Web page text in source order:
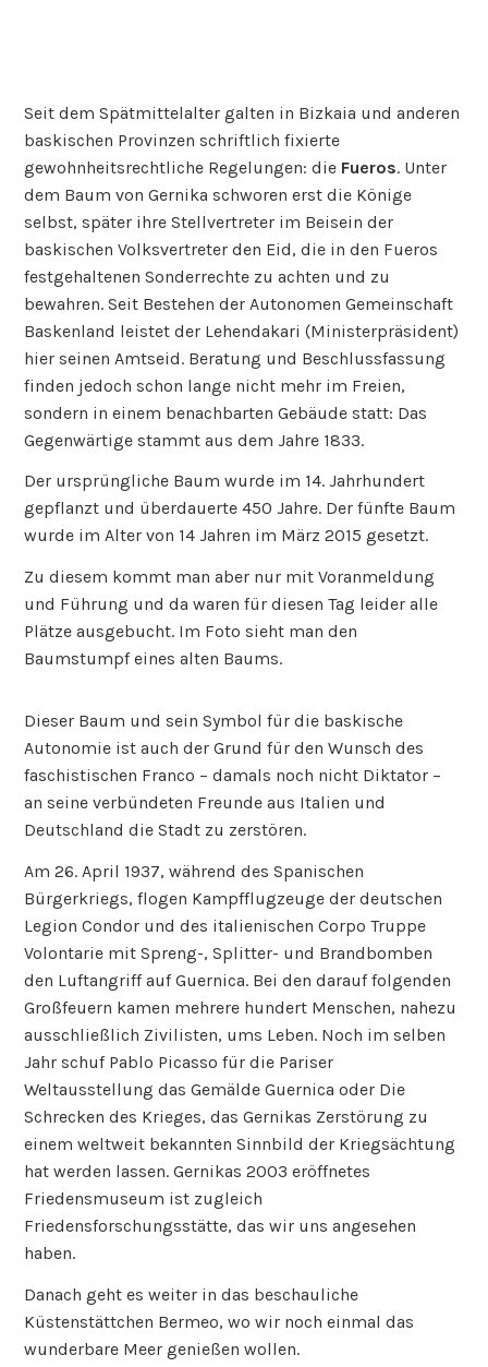
Seit dem Spätmittelalter galten in Bizkaia und anderen
baskischen Provinzen schriftlich fixierte
gewohnheitsrechtliche Regelungen: die Fueros. Unter
dem Baum von Gernika schworen erst die Könige
selbst, später ihre Stellvertreter im Beisein der
baskischen Volksvertreter den Eid, die in den Fueros
festgehaltenen Sonderrechte zu achten und zu
bewahren. Seit Bestehen der Autonomen Gemeinschaft
Baskenland leistet der Lehendakari (Ministerpräsident)
hier seinen Amtseid. Beratung und Beschlussfassung
finden jedoch schon lange nicht mehr im Freien,
sondern in einem benachbarten Gebäude statt: Das
Gegenwärtige stammt aus dem Jahre 1833.
Der ursprüngliche Baum wurde im 14. Jahrhundert
gepflanzt und überdauerte 450 Jahre. Der fünfte Baum
wurde im Alter von 14 Jahren im März 2015 gesetzt.
Zu diesem kommt man aber nur mit Voranmeldung
und Führung und da waren für diesen Tag leider alle
Plätze ausgebucht. Im Foto sieht man den
Baumstumpf eines alten Baums.
Dieser Baum und sein Symbol für die baskische
Autonomie ist auch der Grund für den Wunsch des
faschistischen Franco – damals noch nicht Diktator –
an seine verbündeten Freunde aus Italien und
Deutschland die Stadt zu zerstören.
Am 26. April 1937, während des Spanischen
Bürgerkriegs, flogen Kampfflugzeuge der deutschen
Legion Condor und des italienischen Corpo Truppe
Volontarie mit Spreng-, Splitter- und Brandbomben
den Luftangriff auf Guernica. Bei den darauf folgenden
Großfeuern kamen mehrere hundert Menschen, nahezu
ausschließlich Zivilisten, ums Leben. Noch im selben
Jahr schuf Pablo Picasso für die Pariser
Weltausstellung das Gemälde Guernica oder Die
Schrecken des Krieges, das Gernikas Zerstörung zu
einem weltweit bekannten Sinnbild der Kriegsächtung
hat werden lassen. Gernikas 2003 eröffnetes
Friedensmuseum ist zugleich
Friedensforschungsstätte, das wir uns angesehen
haben.
Danach geht es weiter in das beschauliche
Küstenstättchen Bermeo, wo wir noch einmal das
wunderbare Meer genießen wollen.